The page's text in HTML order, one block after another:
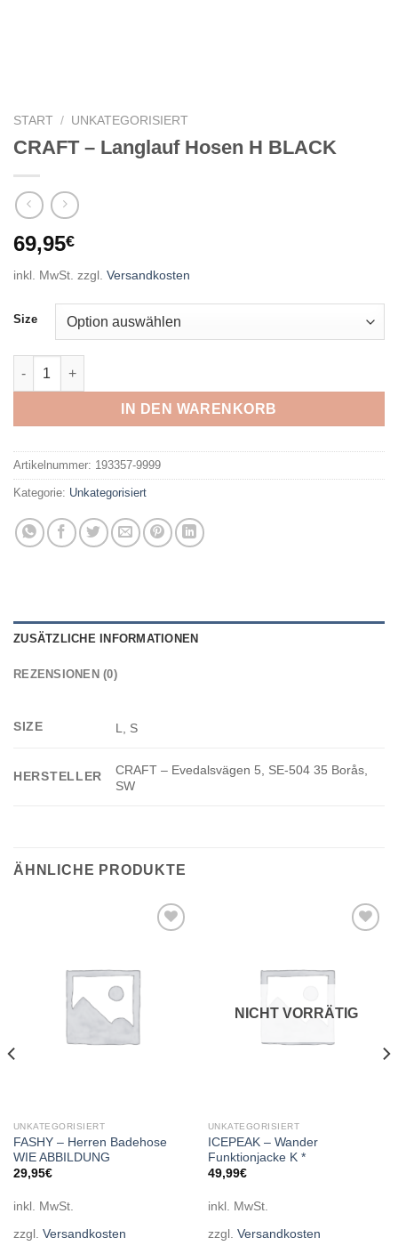
START / UNKATEGORISIERT
CRAFT – Langlauf Hosen H BLACK
69,95€
inkl. MwSt. zzgl. Versandkosten
Size
CRAFT - Langlauf Hosen H BLACK Menge
IN DEN WARENKORB
Artikelnummer: 193357-9999
Kategorie: Unkategorisiert
ZUSÄTZLICHE INFORMATIONEN
REZENSIONEN (0)
SIZE L, S
HERSTELLER
CRAFT – Evedalsvägen 5, SE-504 35 Borås,
SW
ÄHNLICHE PRODUKTE
UNKATEGORISIERT
FASHY – Herren Badehose
WIE ABBILDUNG
29,95€
inkl. MwSt.
zzgl. Versandkosten
NICHT VORRÄTIG
UNKATEGORISIERT
ICEPEAK – Wander
Funktionjacke K *
49,99€
inkl. MwSt.
zzgl. Versandkosten